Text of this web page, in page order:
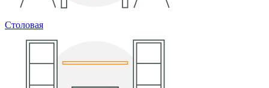
Столовая